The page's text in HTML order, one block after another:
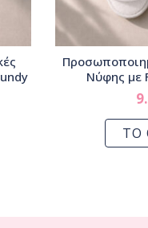
Νύφης με
ΤΟ